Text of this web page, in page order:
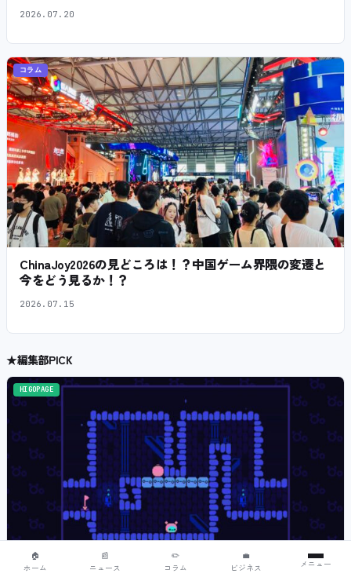
2026.07.20
コラム
ChinaJoy2026の見どころは！？中国ゲーム界隈の変遷と
今をどう見るか！？
2026.07.15
★編集部PICK
HIGOPAGE
編集部PICK
🏠
ホーム
📰
ニュース
✏️
コラム
💼
ビジネス
メニュー